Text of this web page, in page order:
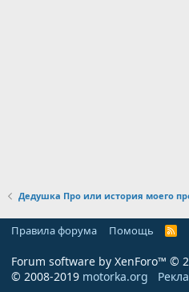
Дедушка Про или история моего
Правила форума Помощь
R
Forum software by XenForo™ ©
© 2008-2019 motorka.org